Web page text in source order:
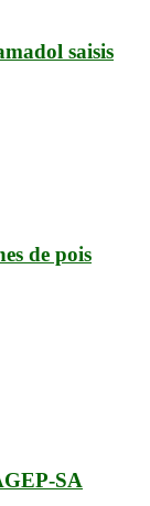
saisis
de pois
SA